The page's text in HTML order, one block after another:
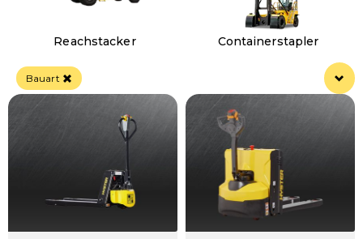
Reachstacker Containerstapler
Bauart